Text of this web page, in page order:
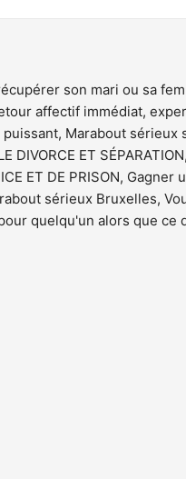
son mari ou sa
affectif immédiat,
Marabout sérieux
DIVORCE ET
ET DE PRISON, Gagner
sérieux Bruxelles,
quelqu'un alors que ce